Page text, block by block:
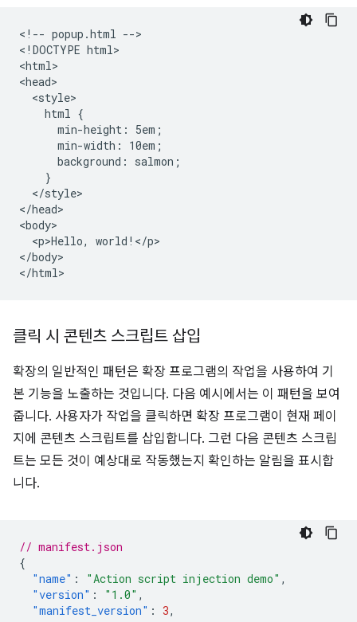
<!-- popup.html -->
<!DOCTYPE html>
<html>
<head>
  <style>
    html {
      min-height: 5em;
      min-width: 10em;
      background: salmon;
    }
  </style>
</head>
<body>
  <p>Hello, world!</p>
</body>
클릭 시 콘텐츠 스크립트 삽입
확장의 일반적인 패턴은 확장 프로그램의 작업을 사용하여 기
본 기능을 노출하는 것입니다. 다음 예시에서는 이 패턴을 보여
줍니다. 사용자가 작업을 클릭하면 확장 프로그램이 현재 페이
지에 콘텐츠 스크립트를 삽입합니다. 그런 다음 콘텐츠 스크립
트는 모든 것이 예상대로 작동했는지 확인하는 알림을 표시합
니다.
// manifest.json
{
"name" : "Action script injection demo" ,
"version" : "1.0" ,
"manifest_version" : 3,